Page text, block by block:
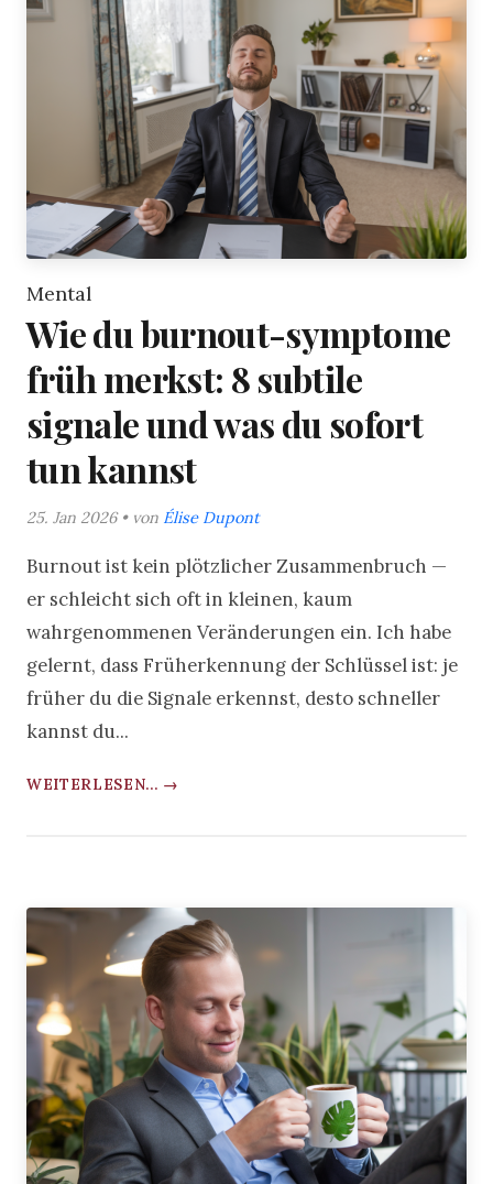
Mental
Wie du burnout-symptome
früh merkst: 8 subtile
signale und was du sofort
tun kannst
25. Jan 2026 • von Élise Dupont
Burnout ist kein plötzlicher Zusammenbruch —
er schleicht sich oft in kleinen, kaum
wahrgenommenen Veränderungen ein. Ich habe
gelernt, dass Früherkennung der Schlüssel ist: je
früher du die Signale erkennst, desto schneller
kannst du...
WEITERLESEN... →